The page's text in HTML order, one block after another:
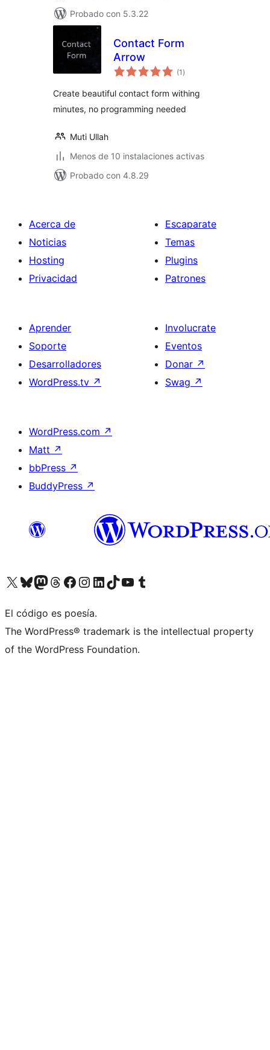
Probado con 5.3.22
Contact Form
Arrow
(1 total
de
)
Create beautiful contact form withing
minutes, no programming needed
Muti Ullah
Menos de 10 instalaciones activas
Probado con 4.8.29
Acerca de
Noticias
Hosting
Privacidad
Escaparate
Temas
Plugins
Patrones
Aprender
Soporte
Desarrolladores
WordPress.tv ↗
Involucrate
Eventos
Donar ↗
Swag ↗
WordPress.com ↗
Matt ↗
bbPress ↗
BuddyPress ↗
Visitá nuestra cuenta de X (anteriormente Twitter)
Visitá nuestra cuenta de Bluesky
Visitá nuestra cuenta de Mastodon
Visitá nuestra cuenta de Threads
Visitá nuestra página de Facebook
Visitá nuestra cuenta de Instagram
Visitá nuestra cuenta de LinkedIn
Visitá nuestra cuenta de TikTok
Visitá nuestro canal de YouTube
Visitá nuestra cuenta de Tumblr
El código es poesía.
The WordPress® trademark is the intellectual property
of the WordPress Foundation.